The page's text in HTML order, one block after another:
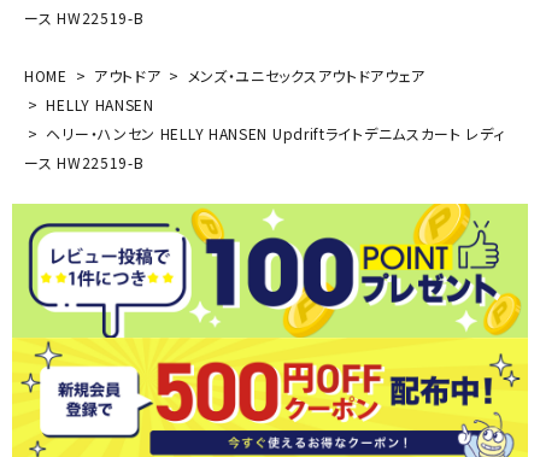
ース HW22519-B
HOME アウトドア
メンズ・ユニセックスアウトドアウェア
HELLY HANSEN
ヘリー・ハンセン HELLY HANSEN Updriftライトデニムスカート レディ
ース HW22519-B